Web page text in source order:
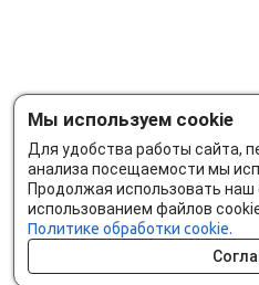
Мы используем cookie
Для удобства работы сайта,
анализа посещаемости мы
Продолжая использовать наш
использованием файлов
Политике обработки cookie.